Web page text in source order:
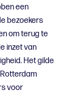
een
bezoekers
om terug te
inzet van
Het gilde
Rotterdam
voor